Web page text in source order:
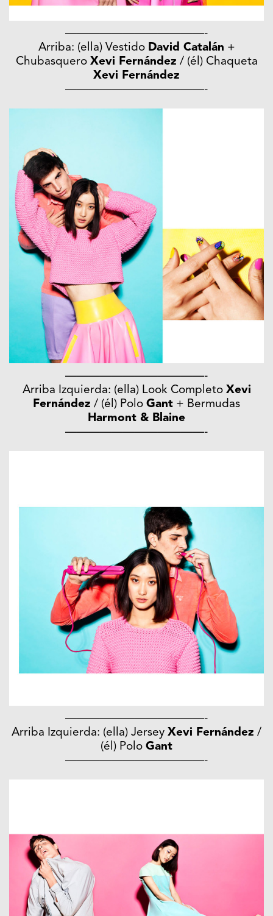
————————————-
Arriba: (ella) Vestido David Catalán +
Chubasquero Xevi Fernández / (él) Chaqueta
Xevi Fernández
————————————-
————————————-
Arriba Izquierda: (ella) Look Completo Xevi
Fernández / (él) Polo Gant + Bermudas
Harmont & Blaine
————————————-
————————————-
Arriba Izquierda: (ella) Jersey Xevi Fernández /
(él) Polo Gant
————————————-